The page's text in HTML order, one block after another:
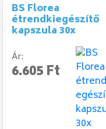
BS Florea
étrendkiegészítő
kapszula 30x
Ár:
6.605 Ft